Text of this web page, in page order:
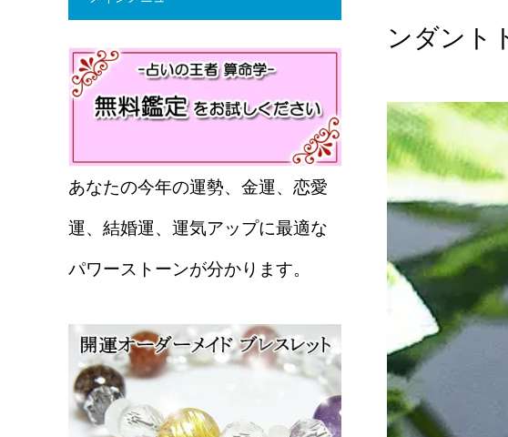
ンダント
あなたの今年の運勢、金運、恋愛
運、結婚運、運気アップに最適な
パワーストーンが分かります。